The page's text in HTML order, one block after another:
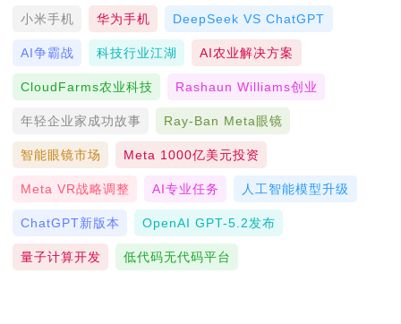
小米手机 华为手机 DeepSeek VS ChatGPT
AI争霸战 科技行业江湖 AI农业解决方案
CloudFarms农业科技 Rashaun Williams创业
年轻企业家成功故事 Ray-Ban Meta眼镜
智能眼镜市场 Meta 1000亿美元投资
Meta VR战略调整 AI专业任务 人工智能模型升级
ChatGPT新版本 OpenAI GPT-5.2发布
量子计算开发 低代码无代码平台